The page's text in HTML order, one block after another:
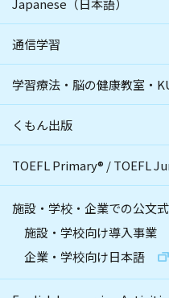
Japanese（日本語）
通信学習
学習療法・脳の健康教室・
くもん出版
TOEFL Primary® /TOEFL
施設・学校・企業での公文式
施設・学校向け導入事業
企業・学校向け日本語